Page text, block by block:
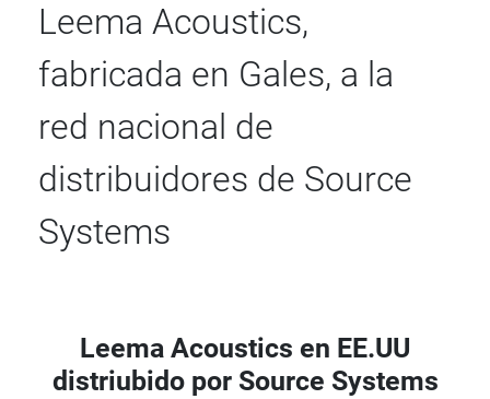
Leema Acoustics,
fabricada en Gales, a la
red nacional de
distribuidores de Source
Systems
Leema Acoustics en EE.UU
distriubido por Source Systems